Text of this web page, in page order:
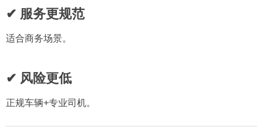
✔ 服务更规范
适合商务场景。
✔ 风险更低
正规车辆+专业司机。